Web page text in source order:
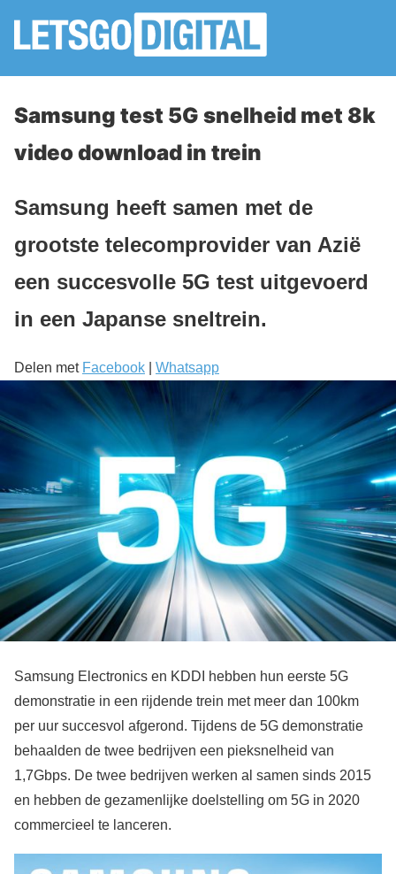
Samsung test 5G snelheid met 8k
video download in trein
Samsung heeft samen met de
grootste telecomprovider van Azië
een succesvolle 5G test uitgevoerd
in een Japanse sneltrein.
Delen met Facebook Whatsapp
Samsung Electronics en KDDI hebben hun eerste 5G
demonstratie in een rijdende trein met meer dan 100km
per uur succesvol afgerond. Tijdens de 5G demonstratie
behaalden de twee bedrijven een pieksnelheid van
1,7Gbps. De twee bedrijven werken al samen sinds 2015
en hebben de gezamenlijke doelstelling om 5G in 2020
commercieel te lanceren.